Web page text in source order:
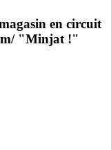
en circuit
"Minjat !"